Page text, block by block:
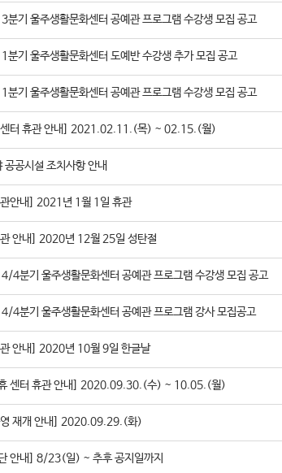
분기 울주생활문화센터 공예관 프로그램 수강생 모집 공고
분기 울주생활문화센터 도예반 수강생 추가 모집 공고
분기 울주생활문화센터 공예관 프로그램 수강생 모집 공고
센터 휴관 안내] 2021.02.11.(목) ~ 02.15.(월)
공공시설 조치사항 안내
관안내] 2021년 1월 1일 휴관
관 안내] 2020년 12월 25일 성탄절
4분기 울주생활문화센터 공예관 프로그램 수강생 모집 공고
4분기 울주생활문화센터 공예관 프로그램 강사 모집공고
관 안내] 2020년 10월 9일 한글날
휴 센터 휴관 안내] 2020.09.30.(수) ~ 10.05.(월)
영 재개 안내] 2020.09.29.(화)
안내] 8/23(일) ~ 추후 공지일까지